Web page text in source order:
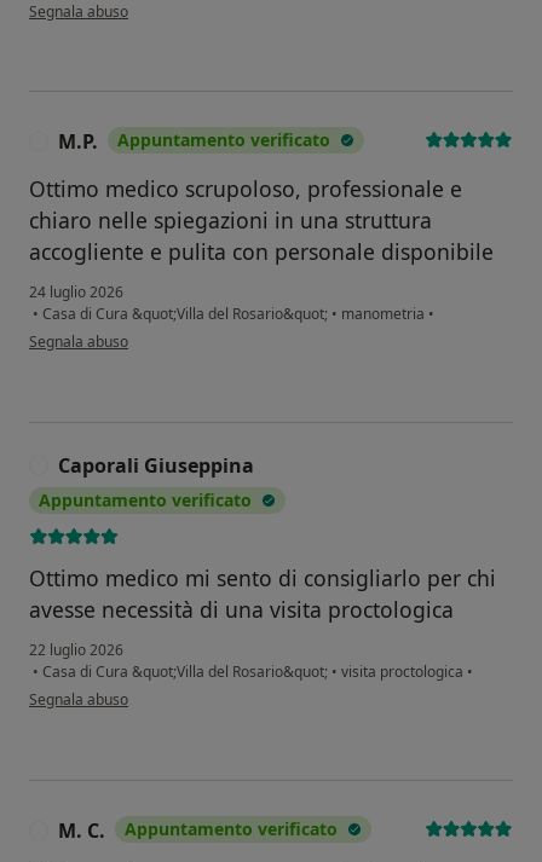
Segnala abuso
M.P. Appuntamento verificato
Ottimo medico scrupoloso, professionale e
chiaro nelle spiegazioni in una struttura
accogliente e pulita con personale disponibile
24 luglio 2026
• Casa di Cura &quot;Villa del Rosario&quot; • manometria •
secondo l'opinione dell'utente M.P.
Segnala abuso
Caporali Giuseppina
Appuntamento verificato
Ottimo medico mi sento di consigliarlo per chi
avesse necessità di una visita proctologica
22 luglio 2026
• Casa di Cura &quot;Villa del Rosario&quot; • visita proctologica •
secondo l'opinione dell'utente Caporali Giuseppina
Segnala abuso
M. C. Appuntamento verificato